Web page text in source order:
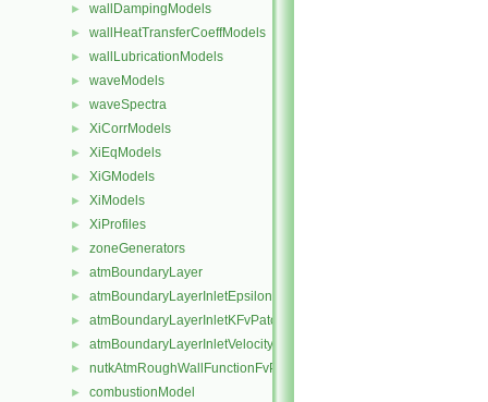
► wallDampingModels
► wallHeatTransferCoeffModels
► wallLubricationModels
► waveModels
► waveSpectra
► XiCorrModels
► XiEqModels
► XiGModels
► XiModels
► XiProfiles
► zoneGenerators
► atmBoundaryLayer
► atmBoundaryLayerInletEpsilonFvPatchScalarField
► atmBoundaryLayerInletKFvPatchScalarField
► atmBoundaryLayerInletVelocityFvPatchVectorField
► nutkAtmRoughWallFunctionFvPatchScalarField
► combustionModel